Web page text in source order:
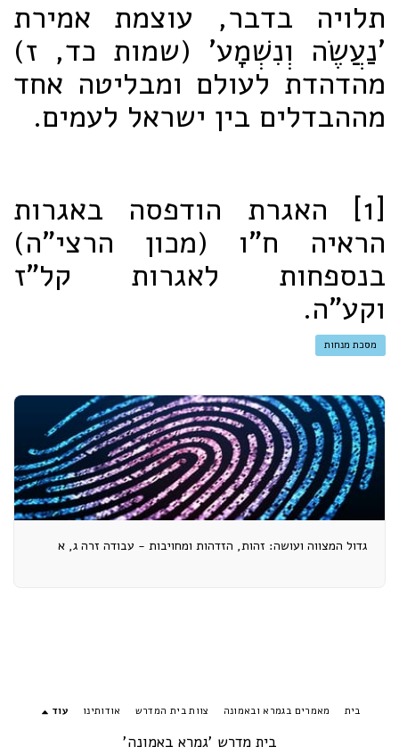
תלויה בדבר, עוצמת אמירת
'נַעֲשֶׂה וְנִשְׁמָע' (שמות כד, ז)
מהדהדת לעולם ומבליטה אחד
מההבדלים בין ישראל לעמים.
[1] האגרת הודפסה באגרות
הראיה ח"ו (מכון הרצי"ה)
בנספחות לאגרות קל"ז
וקע"ה.
מסכת מנחות
גדול המצווה ועושה: זהות, הזדהות ומחויבות - עבודה זרה ג, א
בית מדרש 'גמרא באמונה'
בית מאמרים בגמרא ובאמונה צוות בית המדרש אודותינו עוד